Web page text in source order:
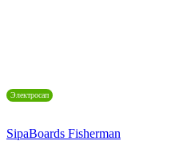
Электросап
SipaBoards Fisherman